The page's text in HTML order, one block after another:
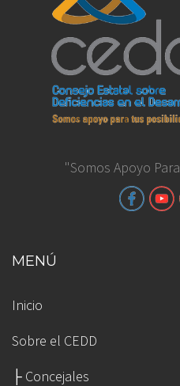
"Somos Apoyo
MENÚ
Inicio
Sobre el CEDD
├ Concejales